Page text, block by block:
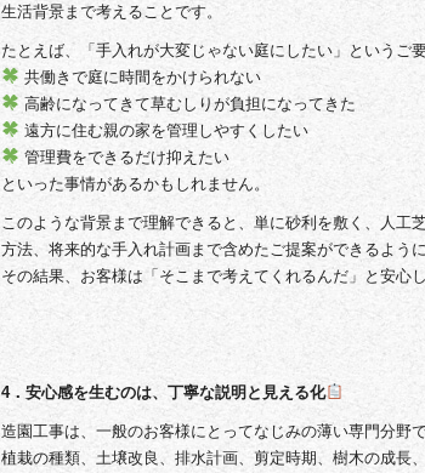
生活背景まで考えることです。
たとえば、「手入れが大変じゃない庭にしたい」というご
共働きで庭に時間をかけられない
高齢になってきて草むしりが負担になってきた
遠方に住む親の家を管理しやすくしたい
管理費をできるだけ抑えたい
といった事情があるかもしれません。
このような背景まで理解できると、単に砂利を敷く、人
方法、将来的な手入れ計画まで含めたご提案ができるように
その結果、お客様は「そこまで考えてくれるんだ」と安心
4．安心感を生むのは、丁寧な説明と見える化
造園工事は、一般のお客様にとってなじみの薄い専門分野で
植栽の種類、土壌改良、排水計画、剪定時期、樹木の成長